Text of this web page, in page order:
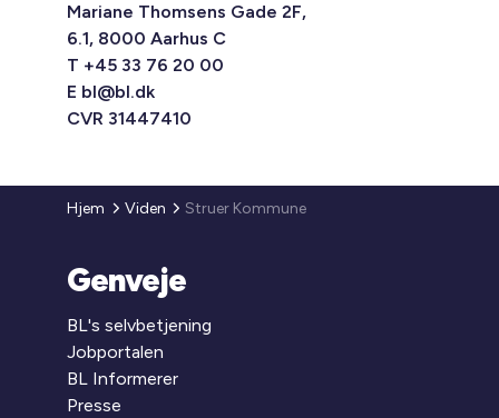
Mariane Thomsens Gade 2F,
6.1, 8000 Aarhus C
T +45 33 76 20 00
E bl@bl.dk
CVR 31447410
Hjem Viden Struer Kommune
Genveje
BL's selvbetjening
Jobportalen
BL Informerer
Presse